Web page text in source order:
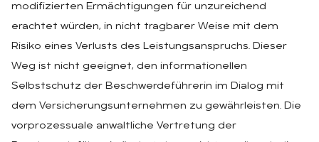
modifizierten Ermächtigungen für unzureichend
erachtet würden, in nicht tragbarer Weise mit dem
Risiko eines Verlusts des Leistungsanspruchs. Dieser
Weg ist nicht geeignet, den informationellen
Selbstschutz der Beschwerdeführerin im Dialog mit
dem Versicherungsunternehmen zu gewährleisten. Die
vorprozessuale anwaltliche Vertretung der